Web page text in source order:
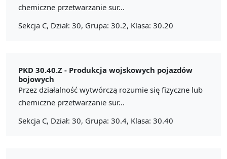
chemiczne przetwarzanie sur...
Sekcja C, Dział: 30, Grupa: 30.2, Klasa: 30.20
PKD 30.40.Z - Produkcja wojskowych pojazdów
bojowych
Przez działalność wytwórczą rozumie się fizyczne lub
chemiczne przetwarzanie sur...
Sekcja C, Dział: 30, Grupa: 30.4, Klasa: 30.40